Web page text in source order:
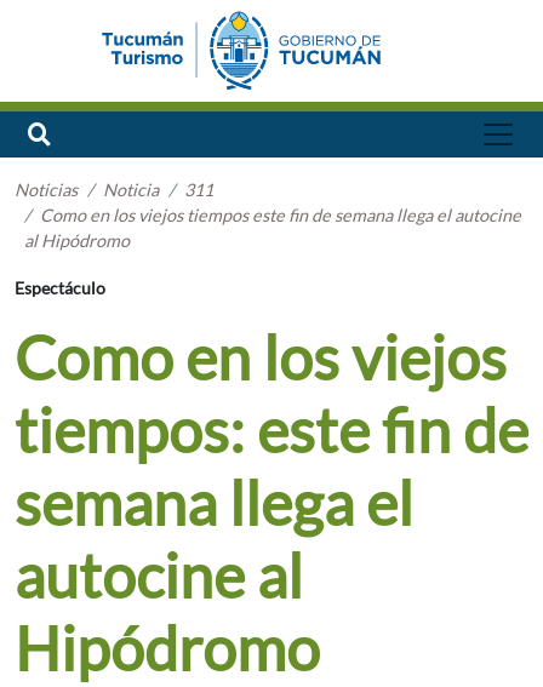
Noticias Noticia
311
Como en los viejos tiempos este fin de semana llega el autocine
al Hipódromo
Espectáculo
Como en los viejos
tiempos: este fin de
semana llega el
autocine al
Hipódromo